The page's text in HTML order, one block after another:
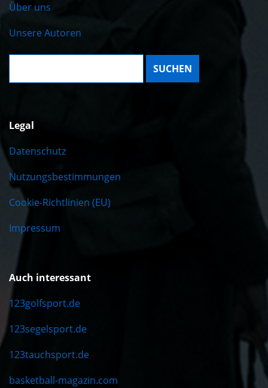
Über uns
Unsere Autoren
Suche:
Legal
Datenschutz
Nutzungsbestimmungen
Cookie-Richtlinien (EU)
Impressum
Auch interessant
123golfsport.de
123segelsport.de
123tauchsport.de
basketball-magazin.com